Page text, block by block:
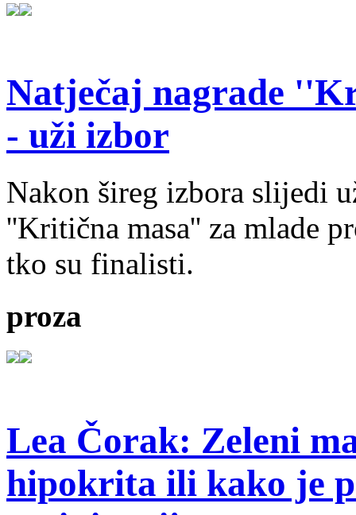
Natječaj nagrade
- uži izbor
Nakon šireg izbora slijedi
''Kritična masa'' za mlade
tko su finalisti.
proza
Lea Čorak: Zeleni
hipokrita ili kako je